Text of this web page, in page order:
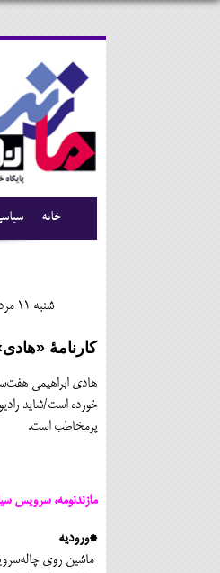
خانه
شنبه 11 مرداد 1404-22:6
کارنامۀ
هادی ابراهیمی
خورده است/شاید
پرمخاطب است.
مازندنومه، سرویس
*ورودیه
ماشین روی